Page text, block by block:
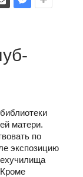
матери.
по
экспозицию